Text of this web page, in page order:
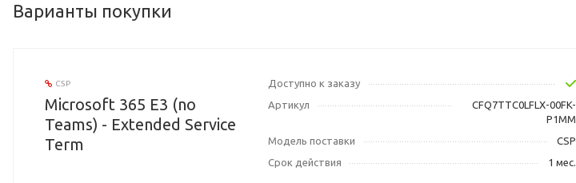
Варианты покупки
CSP
Microsoft 365 E3 (no
Teams) - Extended Service
Term
Доступно к заказу
Артикул
CFQ7TTC0LFLX-00FK-
P1MM
Модель поставки
CSP
Срок действия
1 мес.